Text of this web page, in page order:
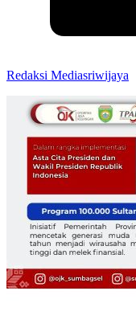
Redaksi Mediasriwijaya